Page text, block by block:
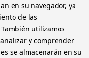
en su navegador, ya
de las
utilizamos
y comprender
se almacenarán en su